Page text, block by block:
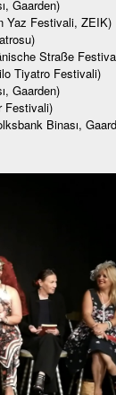
Gaarden)
Yaz Festivali, ZEIK)
Straße
Tiyatro Festivali)
Gaarden)
Festivali)
Binası,